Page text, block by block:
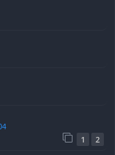
1 2